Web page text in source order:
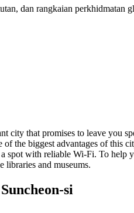
dan rangkaian
city that promises to leave you
the biggest advantages of
with reliable Wi-Fi. To help
libraries and museums.
si